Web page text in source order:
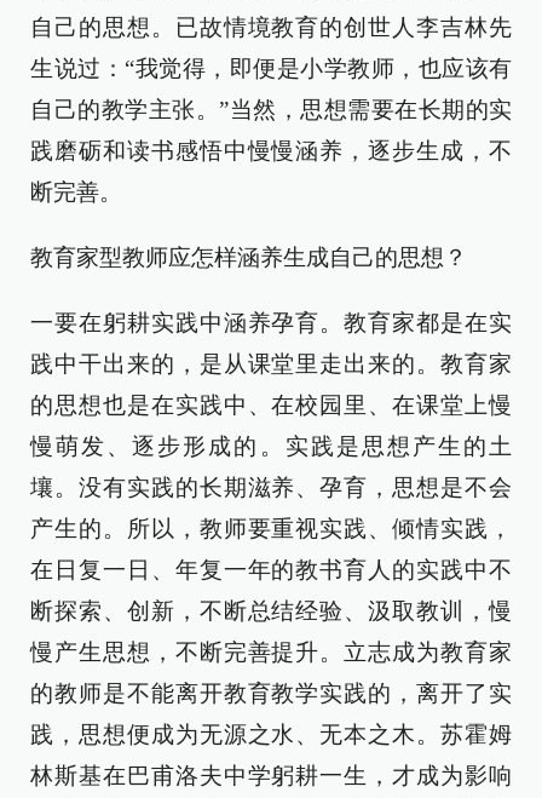
自己的思想。已故情境教育的创世人李吉林先
生说过：“我觉得，即便是小学教师，也应该有
自己的教学主张。”当然，思想需要在长期的实
践磨砺和读书感悟中慢慢涵养，逐步生成，不
断完善。
教育家型教师应怎样涵养生成自己的思想？
一要在躬耕实践中涵养孕育。教育家都是在实
践中干出来的，是从课堂里走出来的。教育家
的思想也是在实践中、在校园里、在课堂上慢
慢萌发、逐步形成的。实践是思想产生的土
壤。没有实践的长期滋养、孕育，思想是不会
产生的。所以，教师要重视实践、倾情实践，
在日复一日、年复一年的教书育人的实践中不
断探索、创新，不断总结经验、汲取教训，慢
慢产生思想，不断完善提升。立志成为教育家
的教师是不能离开教育教学实践的，离开了实
践，思想便成为无源之水、无本之木。苏霍姆
林斯基在巴甫洛夫中学躬耕一生，才成为影响